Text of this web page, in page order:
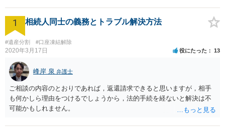
1 相続人同士の義務とトラブル解決方法
#遺産分割 #口座凍結解除
2020年3月17日 役にたった 13
峰岸 泉 弁護士
ご相談の内容のとおりであれば，返還請求できると思いますが，相手
も何かしら理由をつけるでしょうから，法的手続を経ないと解決は不
可能かもしれません。